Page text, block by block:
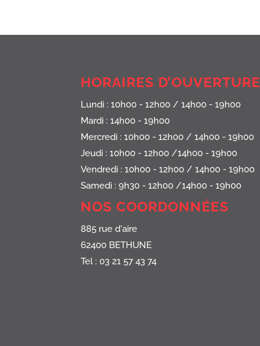
HORAIRES D’OUVERTURE
Lundi : 10h00 - 12h00 / 14h00 - 19h00
Mardi : 14h00 - 19h00
Mercredi : 10h00 - 12h00 / 14h00 - 19h00
Jeudi : 10h00 - 12h00 /14h00 - 19h00
Vendredi : 10h00 - 12h00 / 14h00 - 19h00
Samedi : 9h30 - 12h00 /14h00 - 19h00
NOS COORDONNÉES
885 rue d'aire
62400 BETHUNE
Tel : 03 21 57 43 74